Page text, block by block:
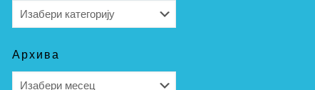
Архива